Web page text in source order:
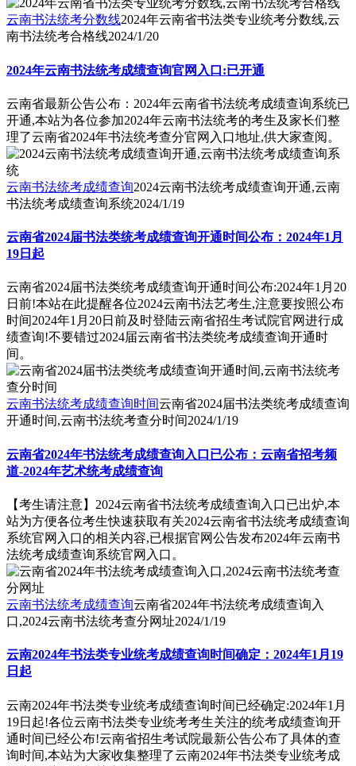
云南书法统考分数线2024年云南省书法类专业统考分数线,云
南书法统考合格线2024/1/20
2024年云南书法统考成绩查询官网入口:已开通
云南省最新公告公布：2024年云南省书法统考成绩查询系统已
开通,本站为各位参加2024年云南书法统考的考生及家长们整
理了云南省2024年书法统考查分官网入口地址,供大家查阅。
云南书法统考成绩查询2024云南书法统考成绩查询开通,云南
书法统考成绩查询系统2024/1/19
云南省2024届书法类统考成绩查询开通时间公布：2024年1月
19日起
云南省2024届书法类统考成绩查询开通时间公布:2024年1月20
日前!本站在此提醒各位2024云南书法艺考生,注意要按照公布
时间2024年1月20日前及时登陆云南省招生考试院官网进行成
绩查询!不要错过2024届云南省书法类统考成绩查询开通时
间。
云南书法统考成绩查询时间 云南省2024届书法类统考成绩查询
开通时间,云南书法统考查分时间 2024/1/19
云南省2024年书法统考成绩查询入口已公布：云南省招考频
道-2024年艺术统考成绩查询
【考生请注意】2024云南省书法统考成绩查询入口已出炉,本
站为方便各位考生快速获取有关2024云南省书法统考成绩查询
系统官网入口的相关内容,已根据官网公告发布2024年云南书
法统考成绩查询系统官网入口。
云南书法统考成绩查询云南省2024年书法统考成绩查询入
口,2024云南书法统考查分网址2024/1/19
云南2024年书法类专业统考成绩查询时间确定：2024年1月19
日起
云南2024年书法类专业统考成绩查询时间已经确定:2024年1月
19日起!各位云南书法类专业统考考生关注的统考成绩查询开
通时间已经公布!云南省招生考试院最新公告公布了具体的查
询时间,本站为大家收集整理了云南2024年书法类专业统考成